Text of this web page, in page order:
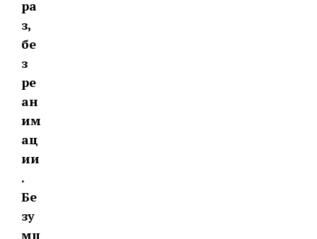
ра
з,
бе
з
ре
ан
им
ац
ии
.
Бе
зу
мц